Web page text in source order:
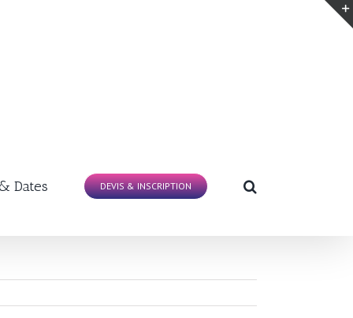
Dates DEVIS & INSCRIPTION